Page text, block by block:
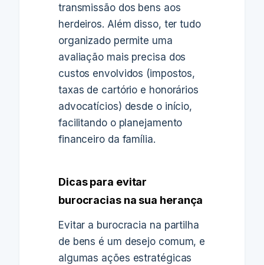
transmissão dos bens aos
herdeiros. Além disso, ter tudo
organizado permite uma
avaliação mais precisa dos
custos envolvidos (impostos,
taxas de cartório e honorários
advocatícios) desde o início,
facilitando o planejamento
financeiro da família.
Dicas para evitar
burocracias na sua herança
Evitar a burocracia na partilha
de bens é um desejo comum, e
algumas ações estratégicas